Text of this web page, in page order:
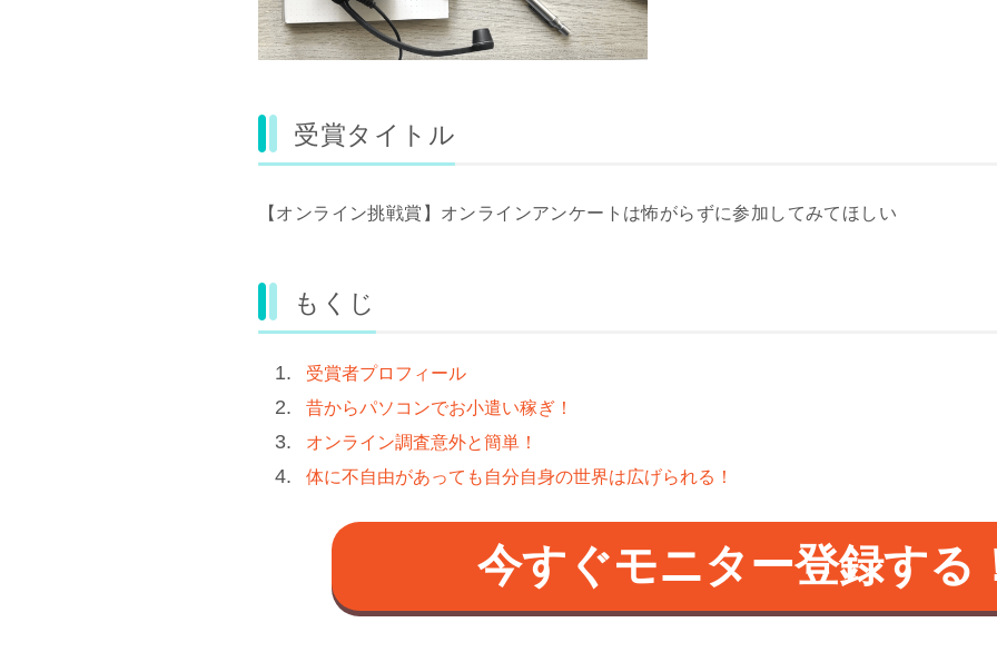
受賞タイトル
【オンライン挑戦賞】オンラインアンケートは怖がらずに参加してみてほしい
もくじ
受賞者プロフィール
昔からパソコンでお小遣い稼ぎ！
オンライン調査意外と簡単！
体に不自由があっても自分自身の世界は広げられる！
今すぐモニター登録する